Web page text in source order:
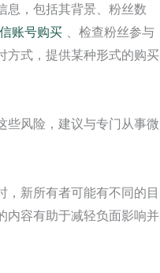
息，包括其背景、粉丝数
账号购买、检查粉丝参与
方式，提供某种形式的购买
些风险，建议与专门从事微
，新所有者可能有不同的目
内容有助于减轻负面影响并